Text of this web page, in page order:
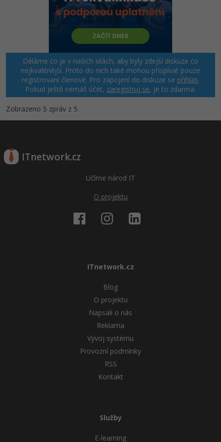
Windows
Sítě
Kybernetická bezpečnost
Elektronický podpis
Fórum
Děláme co je v našich silách, aby byly zdejší diskuze co
nejkvalitnější. Proto do nich také mohou přispívat pouze
registrovaní členové. Pro zapojení do diskuze se přihlas.
Pokud ještě nemáš účet, zaregistruj se, je to zdarma.
Zobrazeno 5 zpráv z 5.
ITnetwork.cz
Učíme národ IT
O projektu
ITnetwork.cz
Blog
O projektu
Napsali o nás
Reklama
Vývoj systému
Provozní podmínky
RSS
Kontakt
Služby
E-learning